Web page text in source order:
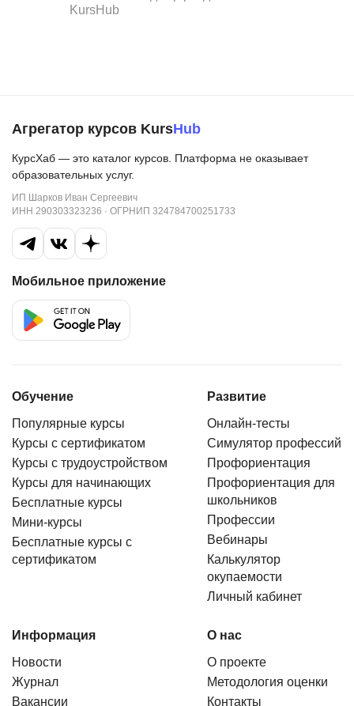
KursHub
Агрегатор курсов KursHub
КурсХаб — это каталог курсов. Платформа не оказывает
образовательных услуг.
ИП Шарков Иван Сергеевич
ИНН 290303323236 · ОГРНИП 324784700251733
Мобильное приложение
Обучение
Популярные курсы
Курсы с сертификатом
Курсы с трудоустройством
Курсы для начинающих
Бесплатные курсы
Мини-курсы
Бесплатные курсы с
сертификатом
Развитие
Онлайн-тесты
Симулятор профессий
Профориентация
Профориентация для
школьников
Профессии
Вебинары
Калькулятор
окупаемости
Личный кабинет
Информация
Новости
Журнал
Вакансии
О нас
О проекте
Методология оценки
Контакты